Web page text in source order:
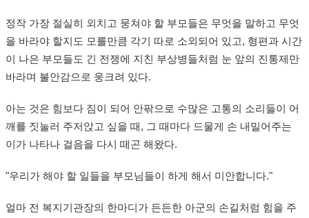
정작 가장 절실히 외치고 뭉쳐야 할 부모들은 무엇을 말하고 무엇
을 바라야 할지도 모를만큼 각기 따로 소외되어 있고, 형편과 시간
이 나은 부모들도 긴 전쟁에 지친 부상병들처럼 눈 앞의 진통제만
바라며 불안감으로 웅크려 있다.
아는 것은 힘보다 짐이 되어 안팎으로 수많은 고통의 소리들이 어
깨를 짓눌러 주저앉고 싶을 때, 그 때마다 드물게 손 내밀어주는
이가 나타나 걸음을 다시 떼곤 해왔다.
"우리가 해야 할 일들을 부모님들이 하게 해서 미안합니다."
얼마 전 복지기관장의 한마디가 든든한 아군의 손길처럼 힘을 주